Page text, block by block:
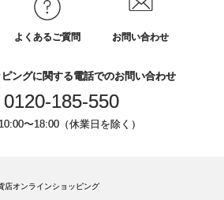
よくあるご質問 お問い合わせ
ングに関する電話でのお問い合わせ
0120-185-550
〜18:00（休業日を除く）
店オンラインショッピング